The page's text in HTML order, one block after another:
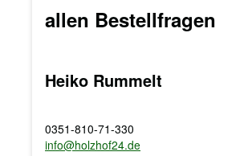
allen Bestellfragen
Heiko Rummelt
0351-810-71-330
info@holzhof24.de